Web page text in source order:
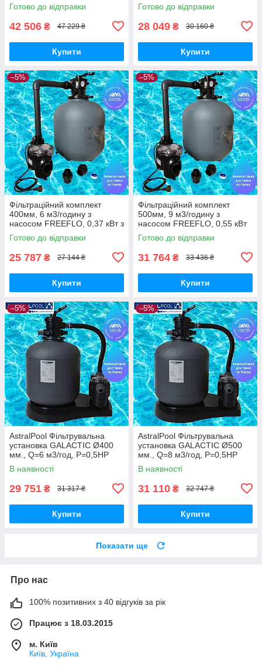
Готово до відправки
42 506 ₴ 47 229 ₴
Купити
Готово до відправки
28 049 ₴ 30 160 ₴
Купити
–5%
Фільтраційний комплект
400мм, 6 м3/годину з
насосом FREEFLO, 0,37 кВт з
підставкою
Готово до відправки
25 787 ₴ 27 144 ₴
Купити
–5%
Фільтраційний комплект
500мм, 9 м3/годину з
насосом FREEFLO, 0,55 кВт
без підставки
Готово до відправки
31 764 ₴ 33 436 ₴
Купити
–5%
AstralPool Фільтрувальна
установка GALACTIC Ø400
мм., Q=6 м3/год, Р=0,5НР
(Іспанія)
В наявності
29 751 ₴ 31 317 ₴
Купити
–5%
AstralPool Фільтрувальна
установка GALACTIC Ø500
мм., Q=8 м3/год, Р=0,5НР
(Іспанія)
В наявності
31 110 ₴ 32 747 ₴
Купити
Показати ще
Про нас
100% позитивних з 40 відгуків за рік
Працює з 18.03.2015
м. Київ
Київ, Україна